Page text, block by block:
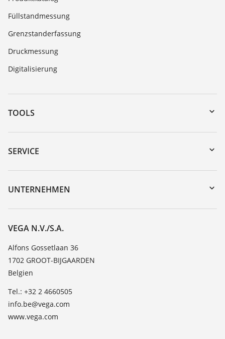
Füllstandmessung
Grenzstanderfassung
Druckmessung
Digitalisierung
TOOLS
Download-Center
Gerätesuche (Seriennummer)
DTM Collection/PACTware
SERVICE
Geräterücksendung
Trainings
TeamViewer
UNTERNEHMEN
Über VEGA
Kontakt
News
Presse
Blog
VEGA N.V./S.A.
Alfons Gossetlaan 36
1702 GROOT-BIJGAARDEN
Belgien
Tel.: +32 2 4660505
info.be@vega.com
www.vega.com